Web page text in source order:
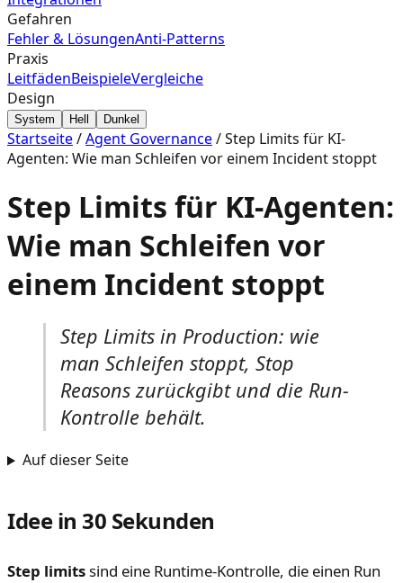
Gefahren
Fehler & LösungenAnti-Patterns
Praxis
LeitfädenBeispieleVergleiche
Design
System Hell Dunkel
Startseite/Agent Governance/Step Limits für KI-
Agenten: Wie man Schleifen vor einem Incident stoppt
Step Limits für KI-Agenten:
Wie man Schleifen vor
einem Incident stoppt
Step Limits in Production: wie
man Schleifen stoppt, Stop
Reasons zurückgibt und die Run-
Kontrolle behält.
Auf dieser Seite
Idee in 30 Sekunden
Step limitssind eine Runtime-Kontrolle, die einen Run